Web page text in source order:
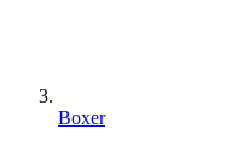
Boxer